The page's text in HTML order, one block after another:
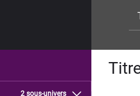
2 sous-univers